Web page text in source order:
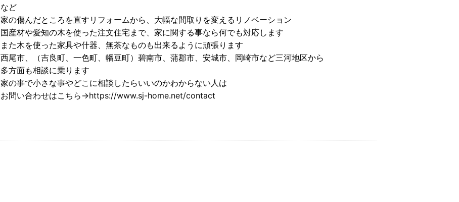
など
家の傷んだところを直すリフォームから、大幅な間取りを変えるリノベーション
国産材や愛知の木を使った注文住宅まで、家に関する事なら何でも対応します
また木を使った家具や什器、無茶なものも出来るように頑張ります
西尾市、（吉良町、一色町、幡豆町）碧南市、蒲郡市、安城市、岡崎市など三河地区から
多方面も相談に乗ります
家の事で小さな事やどこに相談したらいいのかわからない人は
お問い合わせはこちら→https://www.sj-home.net/contact